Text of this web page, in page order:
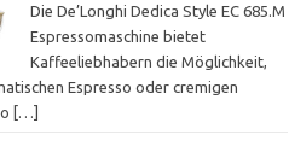
Die De’Longhi Dedica Style EC 685.M
Espressomaschine bietet
Kaffeeliebhabern die Möglichkeit,
Espresso oder cremigen
[…]